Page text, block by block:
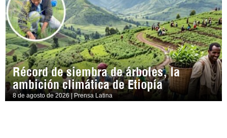
Récord de siembra de árboles, la
ambición climática de Etiopía
8 de agosto de 2026 | Prensa Latina